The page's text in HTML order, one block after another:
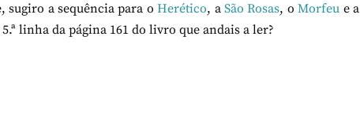
sugiro a sequência para oHerético, aSão Rosas, oMorfeu e a
linha da página 161 do livro que andais a ler?